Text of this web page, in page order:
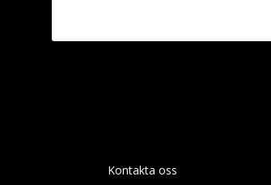
Kontakta oss